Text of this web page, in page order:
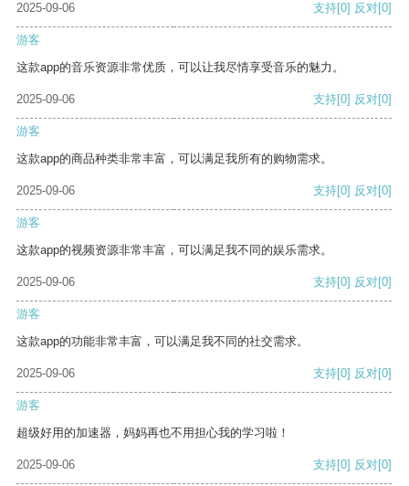
2025-09-06 支持[0] 反对[0]
游客
这款app的音乐资源非常优质，可以让我尽情享受音乐的魅力。
2025-09-06 支持[0] 反对[0]
游客
这款app的商品种类非常丰富，可以满足我所有的购物需求。
2025-09-06 支持[0] 反对[0]
游客
这款app的视频资源非常丰富，可以满足我不同的娱乐需求。
2025-09-06 支持[0] 反对[0]
游客
这款app的功能非常丰富，可以满足我不同的社交需求。
2025-09-06 支持[0] 反对[0]
游客
超级好用的加速器，妈妈再也不用担心我的学习啦！
2025-09-06 支持[0] 反对[0]